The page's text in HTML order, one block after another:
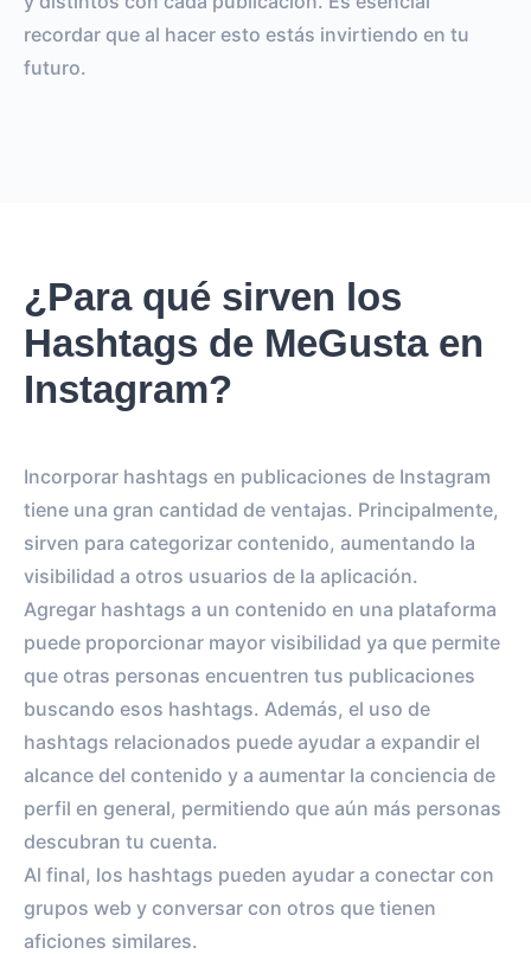
recordar que al hacer esto estás invirtiendo en tu
futuro.
¿Para qué sirven los
Hashtags de MeGusta en
Instagram?
Incorporar hashtags en publicaciones de Instagram
tiene una gran cantidad de ventajas. Principalmente,
sirven para categorizar contenido, aumentando la
visibilidad a otros usuarios de la aplicación.
Agregar hashtags a un contenido en una plataforma
puede proporcionar mayor visibilidad ya que permite
que otras personas encuentren tus publicaciones
buscando esos hashtags. Además, el uso de
hashtags relacionados puede ayudar a expandir el
alcance del contenido y a aumentar la conciencia de
perfil en general, permitiendo que aún más personas
descubran tu cuenta.
Al final, los hashtags pueden ayudar a conectar con
grupos web y conversar con otros que tienen
aficiones similares.